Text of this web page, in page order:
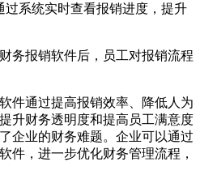
过系统实时查看报销进度，提升
务报销软件后，员工对报销流程
件通过提高报销效率、降低人为
升财务透明度和提高员工满意度
企业的财务难题。企业可以通过
件，进一步优化财务管理流程，